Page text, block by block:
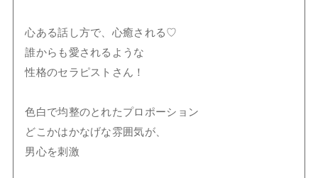
心ある話し方で、心癒される♡
誰からも愛されるような
性格のセラピストさん！
色白で均整のとれたプロポーション
どこかはかなげな雰囲気が、
男心を刺激